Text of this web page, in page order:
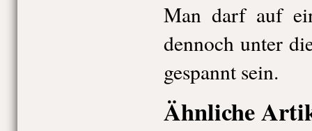
Man darf auf
dennoch unter
gespannt sein.
Ähnliche